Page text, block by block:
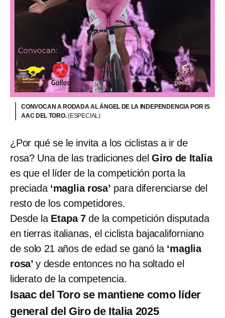
CONVOCAN A RODADA AL ÁNGEL DE LA INDEPENDENCIA POR IS
AAC DEL TORO.(ESPECIAL)
¿Por qué se le invita a los ciclistas a ir de
rosa? Una de las tradiciones del Giro de Italia
es que el líder de la competición porta la
preciada ‘maglia rosa’ para diferenciarse del
resto de los competidores.
Desde la Etapa 7de la competición disputada
en tierras italianas, el ciclista bajacaliforniano
de solo 21 años de edad se ganó la ‘maglia
rosa’y desde entonces no ha soltado el
liderato de la competencia.
Isaac del Toro se mantiene como líder
general del Giro de Italia 2025